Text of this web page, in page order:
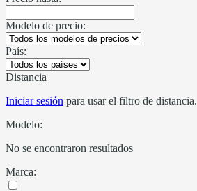
Modelo de precio:
País:
Distancia
Iniciar sesión para usar el filtro de distancia.
Modelo:
No se encontraron resultados
Marca: